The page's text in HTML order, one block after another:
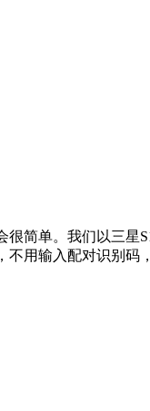
简单。我们以三星
用输入配对识别